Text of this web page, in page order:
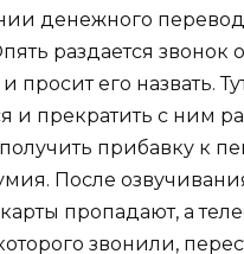
денежного
раздается звонок
просит его назвать.
и прекратить с ним
прибавку к
После
пропадают, а
звонили,